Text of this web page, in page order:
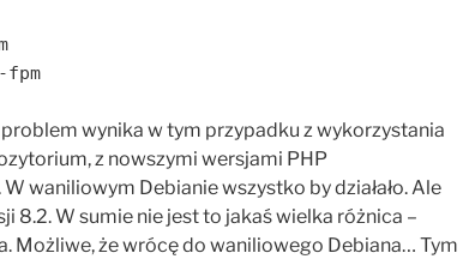
fpm
wynika w tym przypadku z wykorzystania
z nowszymi wersjami PHP
W waniliowym Debianie wszystko by działało. Ale
8.2. W sumie nie jest to jakaś wielka różnica –
Możliwe, że wrócę do waniliowego Debiana… Tym